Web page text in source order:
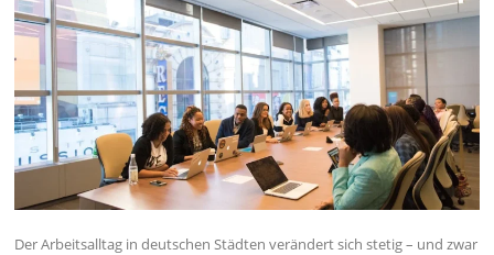
Der Arbeitsalltag in deutschen Städten verändert sich stetig – und zwar